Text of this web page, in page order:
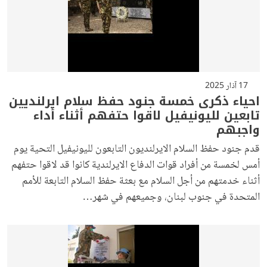
17 آذار 2025
احياء ذكرى خمسة جنود حفظ سلام ايرلنديين
تابعين لليونيفيل لاقوا حتفهم أثناء أداء
واجبهم
قدم جنود حفظ السلام الايرلنديون التابعون لليونيفيل التحية يوم
أمس لخمسة من أفراد قوات الدفاع الايرلندية كانوا قد لاقوا حتفهم
أثناء خدمتهم من أجل السلام مع بعثة حفظ السلام التابعة للأمم
المتحدة في جنوب لبنان، وجميعهم في شهر…